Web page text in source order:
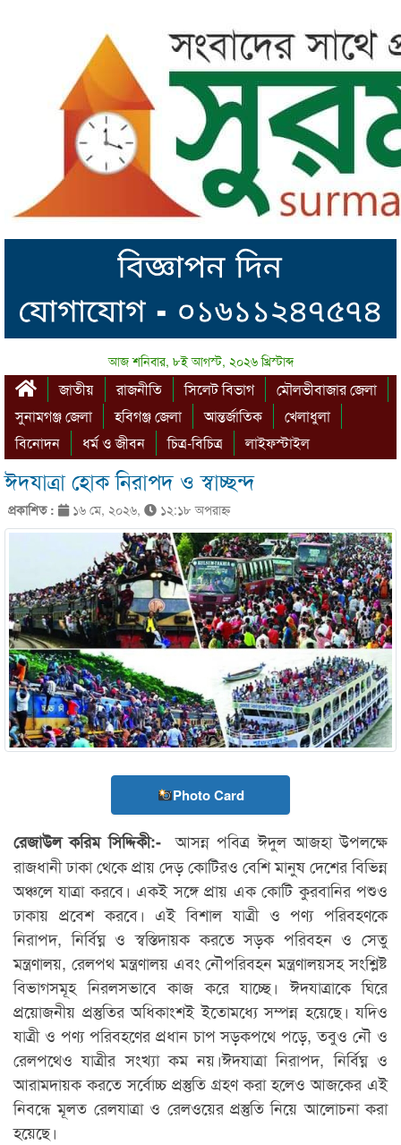
আজ শনিবার, ৮ই আগস্ট, ২০২৬ খ্রিস্টাব্দ
জাতীয় রাজনীতি সিলেট বিভাগ
মৌলভীবাজার জেলা
সুনামগঞ্জ জেলা
হবিগঞ্জ জেলা আন্তর্জাতিক
খেলাধুলা
বিনোদন
ধর্ম ও জীবন চিত্র-বিচিত্র লাইফস্টাইল
ঈদযাত্রা হোক নিরাপদ ও স্বাচ্ছন্দ
প্রকাশিত : ১৬ মে, ২০২৬, ১২:১৮ অপরাহ্ণ
Photo Card
রেজাউল করিম সিদ্দিকী:- আসন্ন পবিত্র ঈদুল আজহা উপলক্ষে
রাজধানী ঢাকা থেকে প্রায় দেড় কোটিরও বেশি মানুষ দেশের বিভিন্ন
অঞ্চলে যাত্রা করবে। একই সঙ্গে প্রায় এক কোটি কুরবানির পশুও
ঢাকায় প্রবেশ করবে। এই বিশাল যাত্রী ও পণ্য পরিবহণকে
নিরাপদ, নির্বিঘ্ন ও স্বস্তিদায়ক করতে সড়ক পরিবহন ও সেতু
মন্ত্রণালয়, রেলপথ মন্ত্রণালয় এবং নৌপরিবহন মন্ত্রণালয়সহ সংশ্লিষ্ট
বিভাগসমূহ নিরলসভাবে কাজ করে যাচ্ছে। ঈদযাত্রাকে ঘিরে
প্রয়োজনীয় প্রস্তুতির অধিকাংশই ইতোমধ্যে সম্পন্ন হয়েছে। যদিও
যাত্রী ও পণ্য পরিবহণের প্রধান চাপ সড়কপথে পড়ে, তবুও নৌ ও
রেলপথেও যাত্রীর সংখ্যা কম নয়।ঈদযাত্রা নিরাপদ, নির্বিঘ্ন ও
আরামদায়ক করতে সর্বোচ্চ প্রস্তুতি গ্রহণ করা হলেও আজকের এই
নিবন্ধে মূলত রেলযাত্রা ও রেলওয়ের প্রস্তুতি নিয়ে আলোচনা করা
হয়েছে।